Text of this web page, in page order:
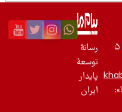
رسانۀ
توسعۀ
پایدار
ایران